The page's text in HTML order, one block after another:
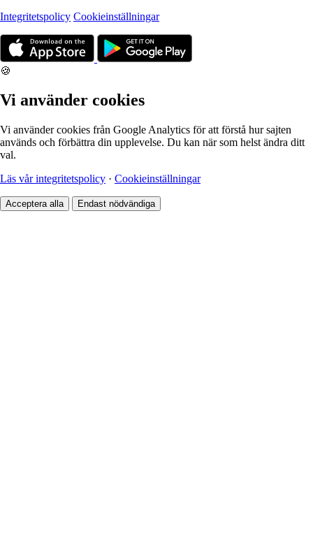
Integritetspolicy Cookieinställningar
🍪
Vi använder cookies
Vi använder cookies från Google Analytics för att förstå hur sajten
används och förbättra din upplevelse. Du kan när som helst ändra ditt
val.
Läs vår integritetspolicy · Cookieinställningar
Acceptera alla Endast nödvändiga